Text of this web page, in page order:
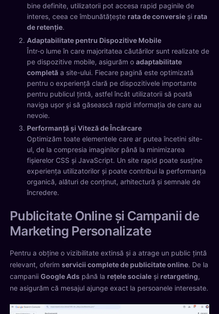
bine definite, utilizatorii pot accesa rapid paginile de
interes, ceea ce îmbunătățește rata de conversie și rata
de retenție.
Adaptabilitate pentru Dispozitive Mobile
Într-o lume în care majoritatea căutărilor sunt realizate de
pe dispozitive mobile, asigurăm o adaptabilitate
completă a site-ului. Fiecare pagină este optimizată
pentru o experiență clară pe dispozitivele importante
pentru publicul țintă, astfel încât utilizatorii să poată
naviga ușor și să găsească rapid informația de care au
nevoie.
Performanță și Viteză de Încărcare
Optimizăm toate elementele care ar putea încetini site-
ul, de la compresia imaginilor până la minimizarea
fișierelor CSS și JavaScript. Un site rapid poate susține
experiența utilizatorilor și poate contribui la performanța
organică, alături de conținut, arhitectură și semnale de
încredere.
Publicitate Online și Campanii de
Marketing Personalizate
Pentru a obține o vizibilitate extinsă și a atrage un public țintă
relevant, oferim servicii complete de publicitate online. De la
campanii Google Ads până la rețele sociale și retargeting,
ne asigurăm că mesajul ajunge exact la persoanele interesate.